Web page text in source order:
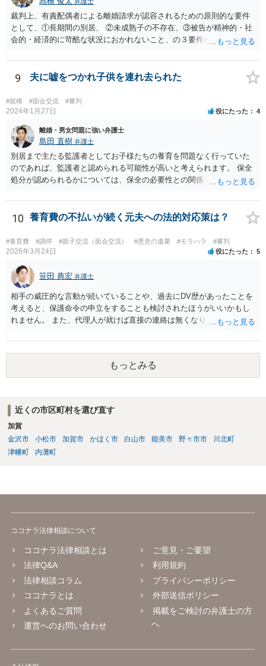
裁判上、有責配偶者による離婚請求が認容されるための原則的な要件
として、①長期間の別居、 ②未成熟子の不存在、③被告が精神的・社
会的・経済的に苛酷な状況におかれないこと、の３要件が必要である
監護しており（②）、仮に離婚を認容すれば、専業主婦の貴方が経済
的に過酷な状況におかれる可能性がありますので（③）、現時点で
ます。 一方で、期間が経過して子が成人した場合（②）、別居期間は
すでに１０年超となり、婚姻期間の３分の１程度とはいえ相当程度の
長期別居となるので（①）、③の点がクリアされれば、夫側の離婚請
求が認容される余地はあります（専門的には、③は被告側から反論し
なければならないことです）。別居期間何年であれば要件①が常に充
たされるといった定式はなく、事案に応じて総合的に判断されるとこ
ろです。
9 夫に嘘をつかれ子供を連れ去られた
#親権 #面会交流 #審判
2024年1月27日 役にたった 4
離婚・男女問題に強い弁護士
島田 直樹 弁護士
別居まで主たる監護者としてお子様たちの養育を問題なく行っていた
のであれば、監護者と認められる可能性が高いと考えられます。 保全
処分が認められるかについては、保全の必要性との関係でなんともい
す。 精神的なご負担も大きいと思いますが、担当の弁護士とよく相談
しながら手続を進めてください。
10 養育費の不払いが続く元夫への法的対応策は？
#養育費 #調停 #親子交流（面会交流） #悪意の遺棄 #モラハラ #審判
2026年3月24日 役にたった 5
笹田 典宏 弁護士
相手の威圧的な言動が続いていることや、過去にDV歴があったことを
考えると、保護命令の申立をすることも検討されたほうがいいかもし
れません。 また、代理人が就けば直接の連絡は無くなりますので、ご
やりとりが相当ご心労になっていると見受けられますので、一度弁護
士や行政の相談窓口にご相談されることをお勧め致します。
もっとみる
近くの市区町村を選び直す
加賀
金沢市
小松市 加賀市 かほく市 白山市 能美市 野々市市
川北町
津幡町
内灘町
ココナラ法律相談について
ココナラ法律相談とは
法律Q&A
法律相談コラム
ココナラとは
よくあるご質問
運営へのお問い合わせ
ご意見・ご要望
利用規約
プライバシーポリシー
外部送信ポリシー
掲載をご検討の弁護士の方
へ